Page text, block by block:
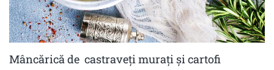
Mâncărică de castraveţi muraţi şi cartofi